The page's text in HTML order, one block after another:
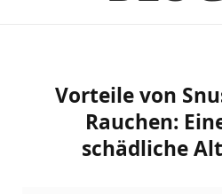
Vorteile von
Rauchen:
schädliche